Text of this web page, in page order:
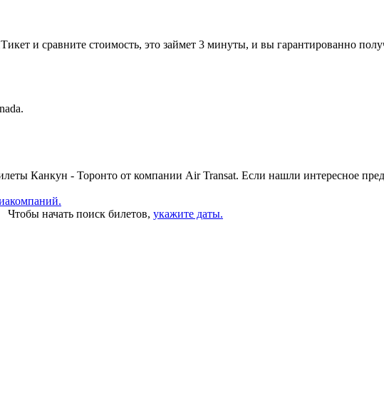
и сравните стоимость, это займет 3 минуты, и вы гарантированно
Канкун - Торонто от компании Air Transat. Если нашли интересное
Чтобы начать поиск билетов, укажите даты.